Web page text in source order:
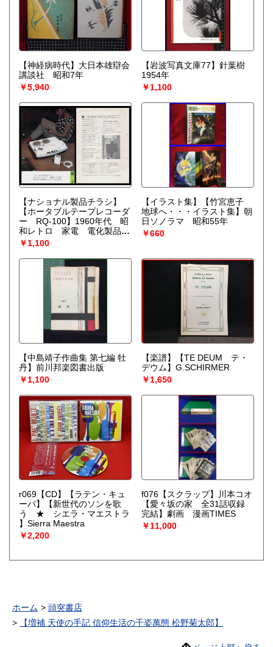
【神経病時代】大日本雄辯会
講談社 昭和7年
￥5,940
【岩波写真文庫77】針葉樹
1954年
￥1,100
【ナショナル製品チラシ】
【ホータブルテープレコーダ
ー RQ-100】1960年代 昭
和レトロ 家電 電化製品
モダンデザイン
￥1,100
【イラスト集】【竹宮恵子
地球へ・・・イラスト集】朝
日ソノラマ 昭和55年
￥660
【中島靖子作曲集 第七編 牡
丹】前川邦楽図書出版
￥1,100
【楽譜】【TE DEUM テ・
デウム】G.SCHIRMER
￥1,650
r069【CD】【ラテン・キュ
ーバ】【新世代のソンを歌
う ★ シエラ・マエストラ
】Sierra Maestra
￥2,200
f076【スクラップ】川本コオ
【愛々坂の家 全31話収録
完結】劇画 漫画TIMES
￥11,000
ホーム
頭突書店
【増補 天使の手記 信仰生活の千姿萬態 松野菊太郎】